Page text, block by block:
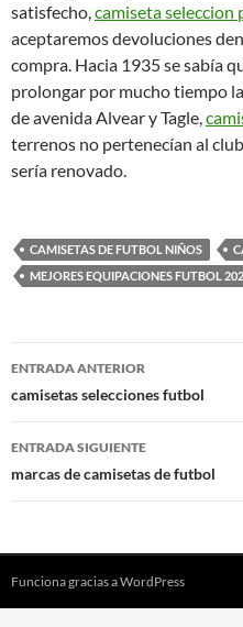
satisfecho,camiseta
aceptaremos devoluciones
compra. Hacia 1935 se sabía
prolongar por mucho tiempo
de avenida Alvear y Tagle,
terrenos no pertenecían al
sería renovado.
CAMISETAS DE FUTBOL NIÑOS
MEJORES EQUIPACIONES FUTBOL
Navegación
de
entradas
ENTRADA ANTERIOR
camisetas selecciones futbol
ENTRADA SIGUIENTE
marcas de camisetas de futbol
Funciona gracias a WordPress